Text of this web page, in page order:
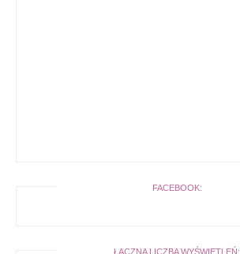
FACEBOOK:
ŁĄCZNA LICZBA WYŚWIETLEŃ: